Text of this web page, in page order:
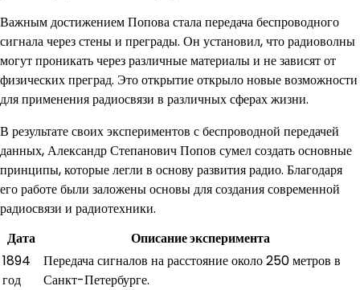
Важным достижением Попова стала передача беспроводного
сигнала через стены и преграды. Он установил, что радиоволны
могут проникать через различные материалы и не зависят от
физических преград. Это открытие открыло новые возможности
для применения радиосвязи в различных сферах жизни.
В результате своих экспериментов с беспроводной передачей
данных, Александр Степанович Попов сумел создать основные
принципы, которые легли в основу развития радио. Благодаря
его работе были заложены основы для создания современной
радиосвязи и радиотехники.
Дата
Описание эксперимента
1894
год
Передача сигналов на расстояние около 250 метров в
Санкт-Петербурге.